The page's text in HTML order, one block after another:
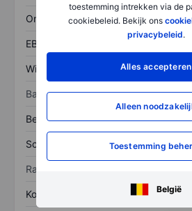
toestemming intrekken via de
cookiebeleid. Bekijk ons
privacybeleid.
Alles accepteren
Alleen
Toestemming
België
Omzet
EBITDA
Winst
Balans
Bezittingen
Schulden
Ratio's
Koers/omzetratio